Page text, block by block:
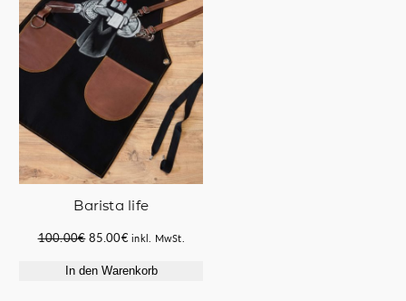
ANGEBOT
Barista life
100.00€ Ursprünglicher
war:
85.00€Aktueller
ist:
inkl. MwSt.
In den Warenkorb